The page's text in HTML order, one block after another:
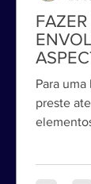
Para uma
preste
estilo de
20